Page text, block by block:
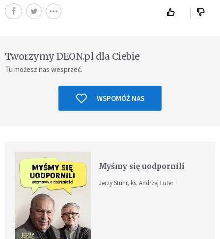
Tworzymy DEON.pl dla Ciebie
Tu możesz nas wesprzeć.
WSPOMÓŻ NAS
Myśmy się uodpornili
Jerzy Stuhr, ks. Andrzej Luter